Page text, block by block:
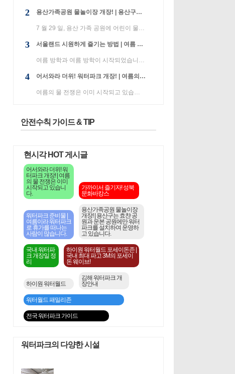
2 용산가족공원 물놀이장 개장! | 용산구는 효챤 공원과 운본 공원에만 워터 파크를 설치하여 운영하고 있습니다.
7 월 29 일, 용산 가족 공원에 어린이 물놀이 장을 열었습니다. 용산구는 효챤 공원과 운본 공원에만 워터 ...
3 서울랜드 시원하게 즐기는 방법 | 여름 방학이 시작되었습니다!
여름 방학과 여름 방학이 시작되었습니다! 나는 어디든지 가야하고, 뭔가를하고있는 것 같습니다. 아는 SNS...
4 어서와라 더위! 워터파크 개장! | 여름의 물 전쟁은 이미 시작되고 있습니다.
여름의 물 전쟁은 이미 시작되고 있습니다. "토루코다무"라는 테마 파크 수영장 인 캐리비안 베이 야외 시...
안전수칙 가이드 & TIP
현시각 HOT 게시글
어서와라 더위! 워
터파크 개장! | 여름
의 물 전쟁은 이미
시작되고 있습니
다.
가까이서 즐기자! 성북
문화바캉스
워터파크 준비물 |
여름이라 워터파크
로 휴가를 떠나는
사람이 많습니다.
용산가족공원 물놀이장
개장! | 용산구는 효챤 공
원과 운본 공원에만 워터
파크를 설치하여 운영하
고 있습니다.
국내 워터파
크 개장일 정
리
하이원 워터월드 포세이돈존 |
국내 최대 파고 3M의 포세이
돈 웨이브!
하이원 워터월드
김해 워터파크 개
장안내
워터월드 패밀리존
전국 워터파크 가이드
워터파크의 다양한 시설